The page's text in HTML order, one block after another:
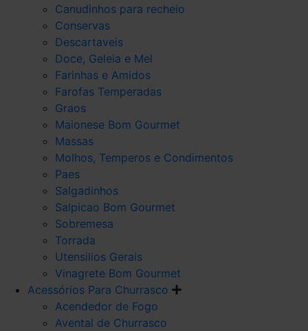
Canudinhos para recheio
Conservas
Descartaveis
Doce, Geleia e Mel
Farinhas e Amidos
Farofas Temperadas
Graos
Maionese Bom Gourmet
Massas
Molhos, Temperos e Condimentos
Paes
Salgadinhos
Salpicao Bom Gourmet
Sobremesa
Torrada
Utensilios Gerais
Vinagrete Bom Gourmet
Acessórios Para Churrasco
Acendedor de Fogo
Avental de Churrasco